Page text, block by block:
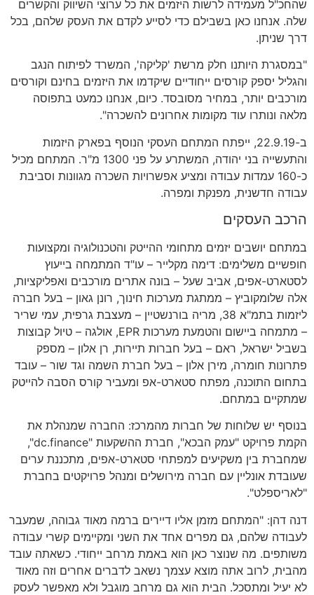
שהחכ"ל מעמידה לרשות היזמים את כל ערוצי השיווק והקשרים
שלה. אנחנו כאן בשבילם כדי לסייע לקדם את העסק שלהם, בכל
דרך שניתן.
"במסגרת היותנו חלק מרשת 'קליקה', המשרד לפיתוח הנגב
והגליל יספק קורסים ייחודיים שיקדמו את היזמים בחינם וקורסים
מורכבים יותר, במחיר מסובסד. כיום, אנחנו כמעט בתפוסה
מלאה ונותרו עוד מקומות אחרונים להשכרה".
ב-22.9.19, ייפתח המתחם העסקי הנוסף בפארק היזמות
והתעשייה בני יהודה, המשתרע על פני 1300 מ"ר. המתחם מכיל
כ-160 עמדות עבודה ומציע אפשרויות השכרה מגוונות וסביבת
עבודה חדשנית, מפנקת ומפרה.
הרכב העסקים
במתחם יושבים יזמים מתחומי ההייטק והטכנולוגיה ומקצועות
חופשיים משלימים: דימה מקלייר – עו"ד המתמחה בייעוץ
לסטארט-אפים, אביב שעל – בונה אתרים מורכבים ואפליקציות,
אלה שלומקוביץ – ממתגת מערכות חינוך, רונן גאון – בעל חברה
ליזמות בתמ"א 38, מריה בורנשטיין – מעצבת גרפית, עמי שריר
– מתמחה ביישום והטמעת מערכות EPR, אולגה – טיול קבוצות
בשביל ישראל, ראם – בעל חברות תיירות, רן אלון – מספק
פתרונות חומרה, מירן אלון – בעל חברת השמה וגד שור – עובד
בתחום התוכנה, מפתח סטארט-אפ ומעביר קורס הסבה להייטק
שמתקיים במתחם.
בנוסף יש שלוחות של חברות מהמרכז: החברה שמנהלת את
הקמת פרויקט "עמק הבכא", חברת ההשקעות "dc.finance",
שמחברת בין משקיעים למפתחי סטארט-אפים, מתכננת ערים
שעובדת אונליין עם חברה מירושלים ומנהל פרויקטים בחברת
"לאריספלט".
דנה דהן: "המתחם מזמן אליו דיירים ברמה מאוד גבוהה, שמעבר
לעבודה שלהם, גם מפרים אחד את השני ומקיימים קשרי עבודה
משותפים. מה שנוצר כאן הוא באמת מרחב ייחודי. כשאתה עובד
מהבית, לרוב אתה מוצא עצמך נשאב לדברים אחרים וזה מאוד
לא יעיל ומתסכל. הבית הוא גם מרחב מוגבל ולא מאפשר לעסק